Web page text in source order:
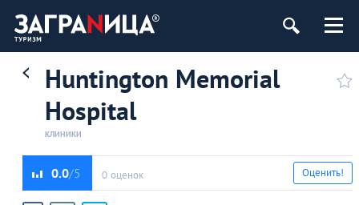
Huntington Memorial
Hospital
КЛИНИКИ
0.0 0 оценок Оценить!